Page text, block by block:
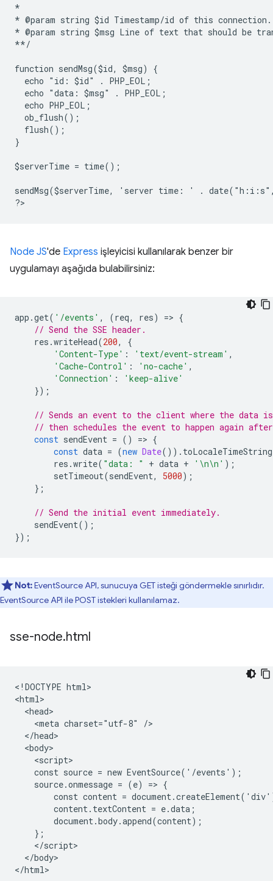
*
* @param string $id Timestamp/id of this connection.
* @param string $msg Line of text that should be
**/
function sendMsg($id, $msg) {
  echo "id: $id" . PHP_EOL;
  echo "data: $msg" . PHP_EOL;
  echo PHP_EOL;
  ob_flush();
  flush();
}
$serverTime = time();
sendMsg($serverTime, 'server time: ' .
?
Node JS'de Express işleyicisi kullanılarak benzer bir
uygulamayı aşağıda bulabilirsiniz:
app .get( '/events' , (req, res) => {
// Send the SSE header.
res .writeHead(200,
{
'Content-Type' : 'text/event-stream' ,
'Cache-Control' : 'no-cache' ,
'Connection' :
'keep-alive'
});
// Sends an event to the client where the data
// then schedules the event to happen again
const sendEvent = () => {
const data = (new Date()). toLocaleTimeString
res .write( "data: " + data + '\n\n' );
setTimeout(sendEvent, 5000);
};
// Send the initial event immediately.
sendEvent();
});
Not:EventSource API, sunucuya GET isteği göndermekle sınırlıdır.
EventSource API ile POST istekleri kullanılamaz.
sse-node.html
<!DOCTYPE html>
<html>
  <head>
    <meta charset="utf-8" />
  </head>
  <body>
    <script>
    const source = new EventSource('/events');
    source.onmessage = (e) => {
const content =
        content.textContent = e.data;
        document.body.append(content);
    };
    </script>
  </body>